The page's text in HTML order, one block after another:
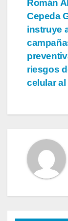
de
Román
Cepeda
instruye
riesgos
celular al